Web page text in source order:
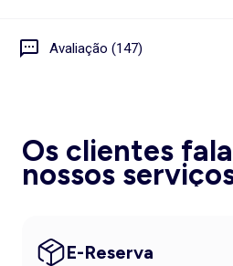
Avaliação (147)
Os clientes
nossos
E-Reserva